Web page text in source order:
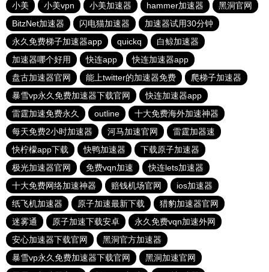
小美
小美vpn 小美加速器 hammer加速器
黑洞官网
BitzNet加速器
闪电猫加速器
加速器试用30分钟
永久免费梯子加速器app
quickq
白鲸加速器
加速器哪个好用
快连app
快连加速器app
盘古加速器官网
能上twitter的加速器免费
爬梯子加速器
暴雪vp永久免费加速器下载官网
快连加速器app
雷霆加速免费永久
outline
十大免费海外加速神器
每天免费2小时加速器
河马加速官网
雷霆加器速
快柠檬app下载
快鸭加速器
下载原子加速器
极光加速器官网
免费vqn加速
快连lets加速器
十大免费网络加速神器
赔钱机场官网
ios加速器
纸飞机加速器
原子加速最新下载
猎豹加速器官网
迷雾通
原子加速下载安卓
永久免费vqn加速外网
安心加速器下载官网
黑洞官方加速器
暴雪vp永久免费加速器下载官网
黑洞加速官网